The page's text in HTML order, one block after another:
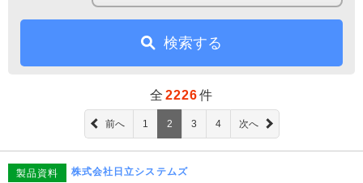
検索する
全 2226件
前へ 1 2 3 4 次へ
製品資料 株式会社日立システムズ